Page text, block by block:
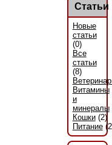
Статьи
Новые
статьи
(0)
Все
статьи
(8)
Витамины
и
минералы
Кошки(2)
Питание